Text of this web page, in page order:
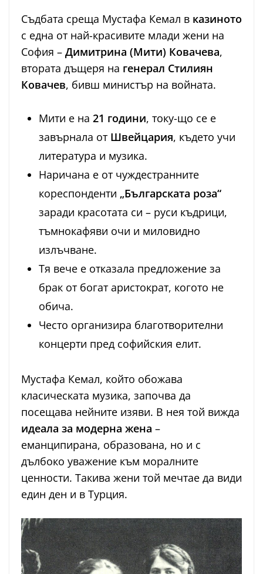
Съдбата среща Мустафа Кемал в казиното
с една от най-красивите млади жени на
София – Димитрина (Мити) Ковачева,
втората дъщеря на генерал Стилиян
Ковачев, бивш министър на войната.
Мити е на 21 години, току-що се е
завърнала от Швейцария, където учи
литература и музика.
Наричана е от чуждестранните
кореспонденти „Българската роза“
заради красотата си – руси къдрици,
тъмнокафяви очи и миловидно
излъчване.
Тя вече е отказала предложение за
брак от богат аристократ, когото не
обича.
Често организира благотворителни
концерти пред софийския елит.
Мустафа Кемал, който обожава
класическата музика, започва да
посещава нейните изяви. В нея той вижда
идеала за модерна жена –
еманципирана, образована, но и с
дълбоко уважение към моралните
ценности. Такива жени той мечтае да види
един ден и в Турция.